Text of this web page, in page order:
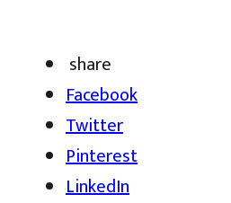
share
Facebook
Twitter
Pinterest
LinkedIn